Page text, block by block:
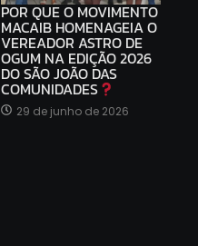
POR QUE O MOVIMENTO
MACAIB HOMENAGEIA O
VEREADOR ASTRO DE
OGUM NA EDIÇÃO 2026
DO SÃO JOÃO DAS
COMUNIDADES
29 de junho de 2026